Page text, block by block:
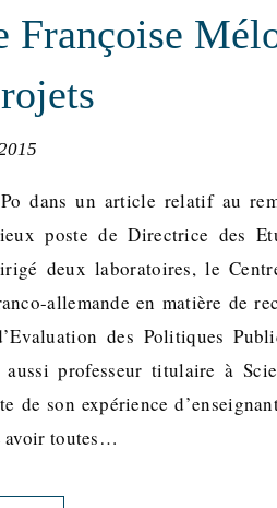
Françoise
dans un article relatif au
poste de Directrice des
deux laboratoires, le
allemande en matière de
des Politiques
professeur titulaire à
son expérience
avoir toutes…